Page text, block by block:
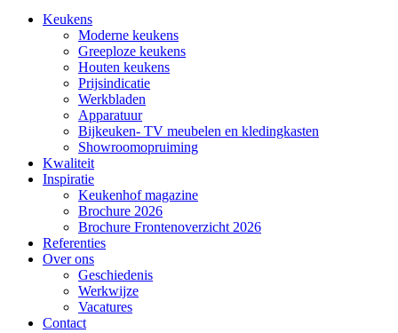
Keukens
Moderne keukens
Greeploze keukens
Houten keukens
Prijsindicatie
Werkbladen
Apparatuur
Bijkeuken- TV meubelen en kledingkasten
Showroomopruiming
Kwaliteit
Inspiratie
Keukenhof magazine
Brochure 2026
Brochure Frontenoverzicht 2026
Referenties
Over ons
Geschiedenis
Werkwijze
Vacatures
Contact